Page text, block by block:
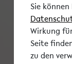
Sie
Wirkung
Seite
zu den